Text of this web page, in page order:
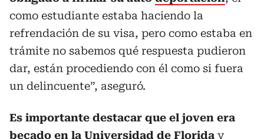
como estudiante estaba haciendo la
refrendación de su visa, pero como estaba en
trámite no sabemos qué respuesta pudieron
dar, están procediendo con él como si fuera
un delincuente”, aseguró.
Es importante destacar que el joven era
becado en la Universidad de Florida y